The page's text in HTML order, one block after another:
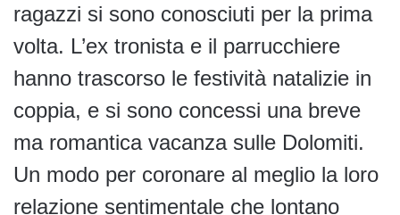
ragazzi si sono conosciuti per la prima
volta. L’ex tronista e il parrucchiere
hanno trascorso le festività natalizie in
coppia, e si sono concessi una breve
ma romantica vacanza sulle Dolomiti.
Un modo per coronare al meglio la loro
relazione sentimentale che lontano